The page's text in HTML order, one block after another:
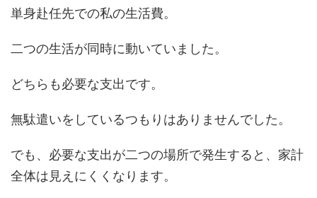
単身赴任先での私の生活費。
二つの生活が同時に動いていました。
どちらも必要な支出です。
無駄遣いをしているつもりはありませんでした。
でも、必要な支出が二つの場所で発生すると、家計
全体は見えにくくなります。